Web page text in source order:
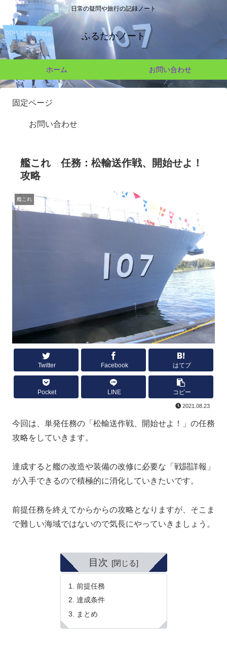
日常の疑問や旅行の記録ノート
ふるたかノート
ホーム お問い合わせ
固定ページ
お問い合わせ
艦これ 任務：松輸送作戦、開始せよ！
攻略
艦これ
Twitter Facebook はてブ
Pocket LINE コピー
2021.08.23
今回は、単発任務の「松輸送作戦、開始せよ！」の任務
攻略をしていきます。
達成すると艦の改造や装備の改修に必要な「戦闘詳報」
が入手できるので積極的に消化していきたいです。
前提任務を終えてからからの攻略となりますが、そこま
で難しい海域ではないので気長にやっていきましょう。
目次
前提任務
達成条件
まとめ